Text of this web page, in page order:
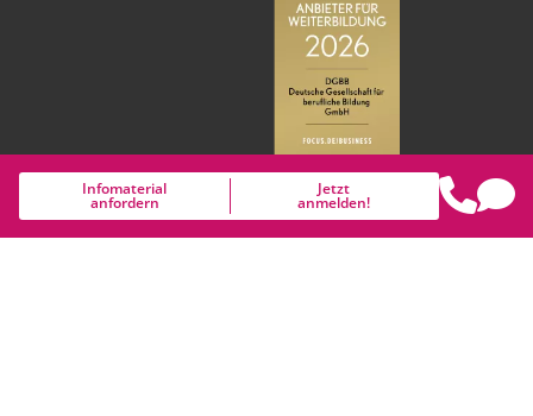
Infomaterial
anfordern
Jetzt
anmelden!
Gender-Disclaimer: Um die Lesbarkeit des Textes zu erhalten,